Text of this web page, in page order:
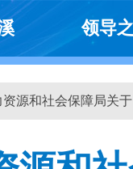
领导
资源和社会保障局关